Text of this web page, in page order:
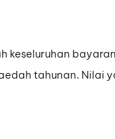
keseluruhan
tahunan. Nilai